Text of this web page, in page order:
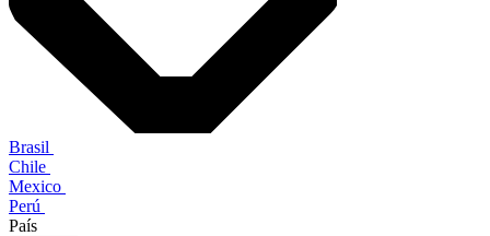
Brasil
Chile
Mexico
Perú
País